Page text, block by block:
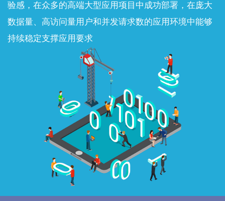
验感，在众多的高端大型应用项目中成功部署，在庞大
数据量、高访问量用户和并发请求数的应用环境中能够
持续稳定支撑应用要求